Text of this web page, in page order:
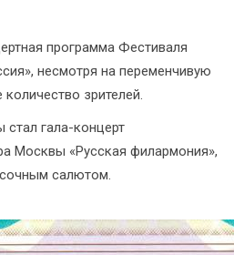
программа Фестиваля
несмотря на переменчивую
зрителей.
гала-концерт
Москвы «Русская филармония»,
салютом.